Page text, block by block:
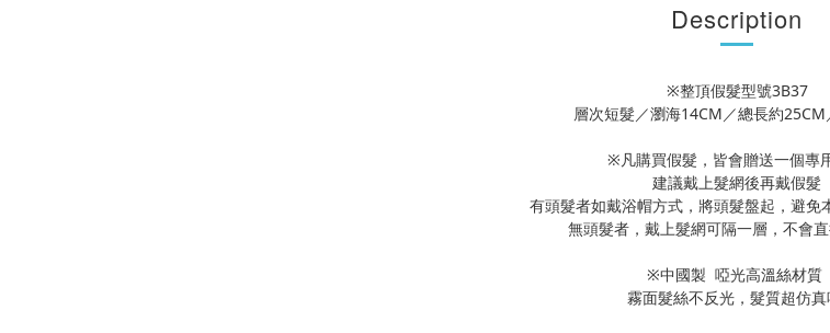
Description
※整頂假髮型號3B37
層次短髮／瀏海14CM／總長約
※凡購買假髮，皆會贈送一個專
建議戴上髮網後再戴假髮
有頭髮者如戴浴帽方式，將頭髮盤起，避免
無頭髮者，戴上髮網可隔一層，不會
※中國製 啞光高溫絲材質
霧面髮絲不反光，髮質超仿真